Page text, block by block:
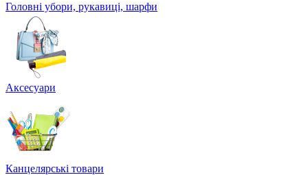
Головні убори, рукавиці, шарфи
Аксесуари
Канцелярські товари